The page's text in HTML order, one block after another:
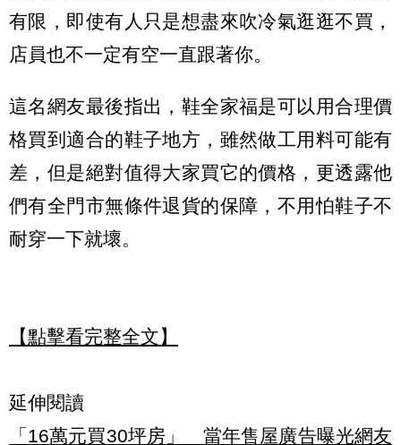
有限，即使有人只是想盡來吹冷氣逛逛不買，
店員也不一定有空一直跟著你。
這名網友最後指出，鞋全家福是可以用合理價
格買到適合的鞋子地方，雖然做工用料可能有
差，但是絕對值得大家買它的價格，更透露他
們有全門市無條件退貨的保障，不用怕鞋子不
耐穿一下就壞。
【點擊看完整全文】
延伸閱讀
「16萬元買30坪房」 當年售屋廣告曝光網友